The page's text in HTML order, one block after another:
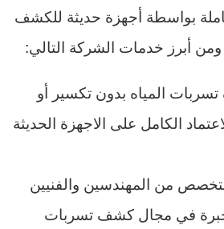
بواسطة أجهزة حديثة للكشف
أبرز خدمات الشركة التالي:
المياه بدون تكسير أو
الكامل على الاجهزة الحديثة
من المهندسين والفنيين
خبرة في مجال كشف تسربات